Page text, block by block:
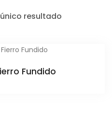
resultado
Fundido